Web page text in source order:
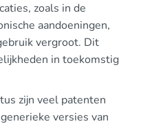
zoals in de
aandoeningen,
vergroot. Dit
in toekomstig
zijn veel patenten
versies van